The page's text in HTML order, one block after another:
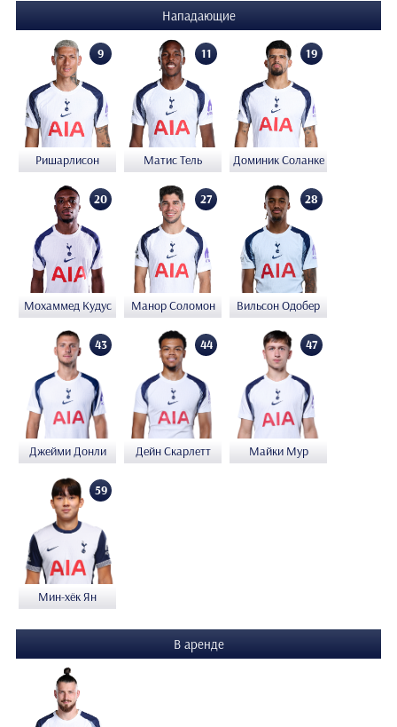
Нападающие
9
Ришарлисон
11
Матис Тель
19
Доминик Соланке
20
Мохаммед Кудус
27
Манор Соломон
28
Вильсон Одобер
43
Джейми Донли
44
Дейн Скарлетт
47
Майки Мур
59
Мин-хёк Ян
В аренде